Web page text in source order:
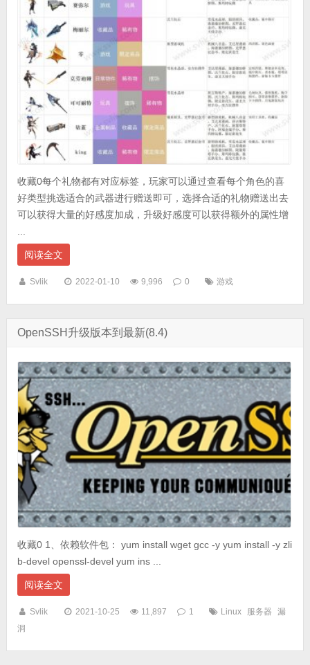
收藏0每个礼物都有对应标签，玩家可以通过查看每个角色的喜
好类型挑选适合的武器进行赠送即可，选择合适的礼物赠送出去
可以获得大量的好感度加成，升级好感度可以获得额外的属性增
...
阅读全文
Svlik 2022-01-10 9,996 0 游戏
OpenSSH升级版本到最新(8.4)
收藏0 1、依赖软件包： yum install wget gcc -y yum install -y zli
b-devel openssl-devel yum ins ...
阅读全文
Svlik 2021-10-25 11,897 1 Linux 服务器
漏
洞